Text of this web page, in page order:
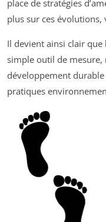
place de stratégies
plus sur ces évolutions,
Il devient ainsi clair que
simple outil de
développement
pratiques